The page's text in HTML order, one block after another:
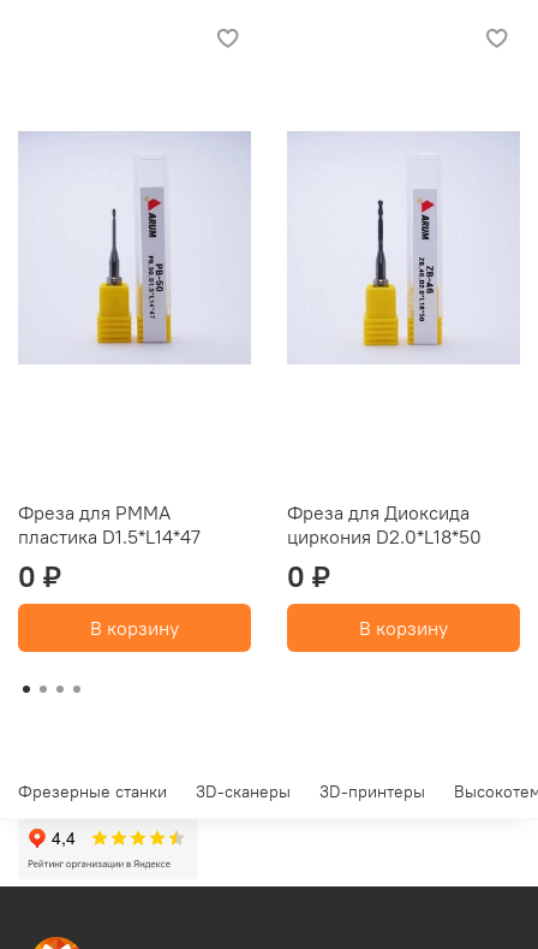
Фреза для PMMA
пластика D1.5*L14*47
0 ₽
В корзину
Фреза для Диоксида
циркония D2.0*L18*50
0 ₽
В корзину
Фрезерные станки 3D-сканеры 3D-принтеры